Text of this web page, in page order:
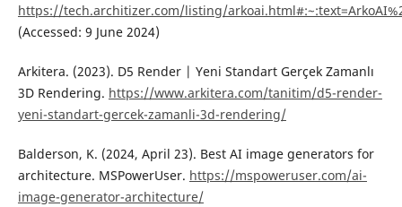
https://tech.architizer.com/listing/
(Accessed: 9 June 2024)
Arkitera. (2023). D5 Render | Yeni Standart Gerçek Zamanlı
3D Rendering. https://www.arkitera.com/tanitim/d5-render-
yeni-standart-gercek-zamanli-3d-rendering/
Balderson, K. (2024, April 23). Best AI image generators for
architecture. MSPowerUser. https://mspoweruser.com/ai-
image-generator-architecture/